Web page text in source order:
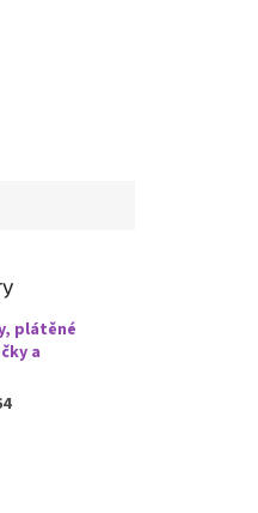
plátěné
a